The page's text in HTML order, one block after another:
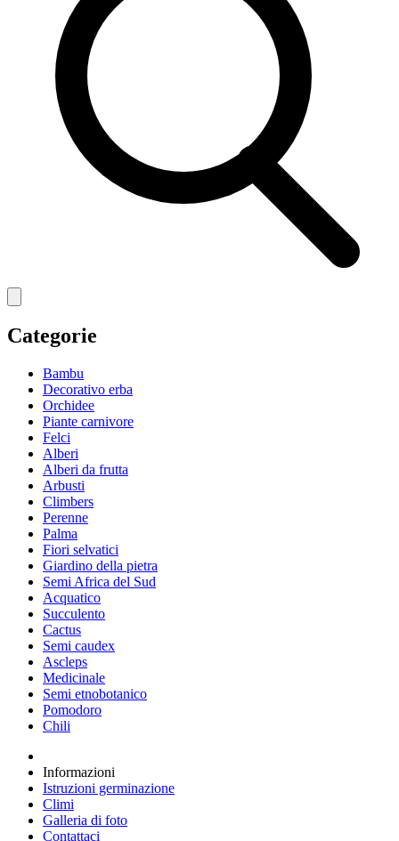
Categorie
Bambu
Decorativo erba
Orchidee
Piante carnivore
Felci
Alberi
Alberi da frutta
Arbusti
Climbers
Perenne
Palma
Fiori selvatici
Giardino della pietra
Semi Africa del Sud
Acquatico
Succulento
Cactus
Semi caudex
Ascleps
Medicinale
Semi etnobotanico
Pomodoro
Chili
Informazioni
Istruzioni germinazione
Climi
Galleria di foto
Contattaci